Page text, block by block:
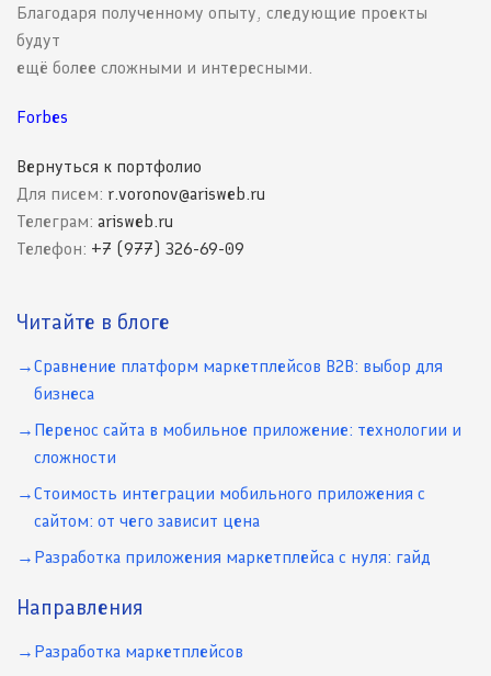
Благодаря полученному опыту, следующие проекты
будут
ещё более сложными и интересными.
Forbes
Вернуться к портфолио
Для писем: r.voronov@arisweb.ru
Телеграм: arisweb.ru
Телефон: +7 (977) 326-69-09
Читайте в блоге
Сравнение платформ маркетплейсов B2B: выбор для
бизнеса
Перенос сайта в мобильное приложение: технологии и
сложности
Стоимость интеграции мобильного приложения с
сайтом: от чего зависит цена
Разработка приложения маркетплейса с нуля: гайд
Направления
Разработка маркетплейсов